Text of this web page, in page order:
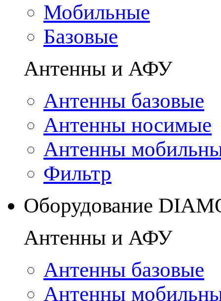
Мобильные
Базовые
Антенны и АФУ
Антенны базовые
Антенны носимые
Антенны
Фильтр
Оборудование
Антенны и АФУ
Антенны базовые
Антенны